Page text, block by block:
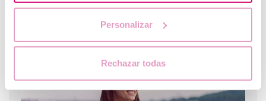
Personalizar
Rechazar todas
Curva larga de glucosa o TTOG: todo lo que debes